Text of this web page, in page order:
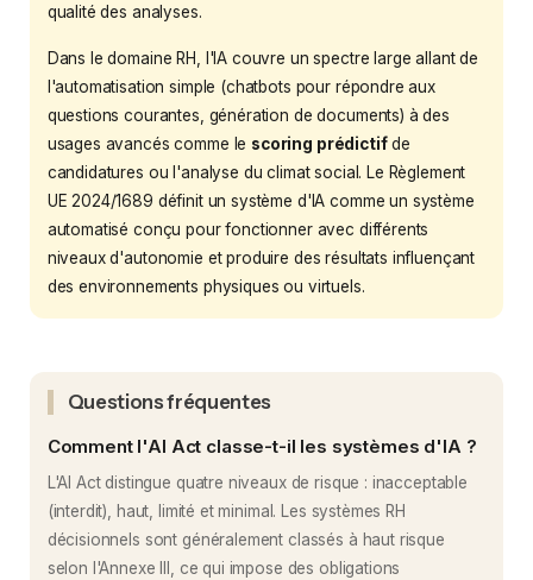
qualité des analyses.
Dans le domaine RH, l'IA couvre un spectre large allant de
l'automatisation simple (chatbots pour répondre aux
questions courantes, génération de documents) à des
usages avancés comme le scoring prédictifde
candidatures ou l'analyse du climat social. Le Règlement
UE 2024/1689 définit un système d'IA comme un système
automatisé conçu pour fonctionner avec différents
niveaux d'autonomie et produire des résultats influençant
des environnements physiques ou virtuels.
Questions fréquentes
Comment l'AI Act classe-t-il les systèmes d'IA ?
L'AI Act distingue quatre niveaux de risque : inacceptable
(interdit), haut, limité et minimal. Les systèmes RH
décisionnels sont généralement classés à haut risque
selon l'Annexe III, ce qui impose des obligations